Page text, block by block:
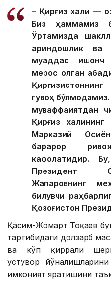
– Қирғиз халқи —
Биз ҳаммамиз
Ўртамизда
қариндошлик ва
муқаддас
мерос қолган
гувоҳ
муваффақиятдан
Қирғиз
Марказий
барқарор
кафолатидир.
Президент
Жапаровнинг
билувчи
Қозоғистон
Қасим-Жомарт Тоқаев
тартибидаги долзарб
ва кўп қиррали
устувор
имконият яратишини